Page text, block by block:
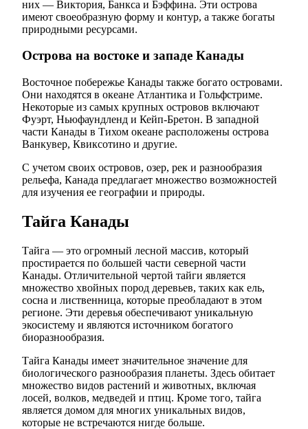
них — Виктория, Банкса и Бэффина. Эти острова
имеют своеобразную форму и контур, а также богаты
природными ресурсами.
Острова на востоке и западе Канады
Восточное побережье Канады также богато островами.
Они находятся в океане Атлантика и Гольфстриме.
Некоторые из самых крупных островов включают
Фуэрт, Ньюфаундленд и Кейп-Бретон. В западной
части Канады в Тихом океане расположены острова
Ванкувер, Квиксотино и другие.
С учетом своих островов, озер, рек и разнообразия
рельефа, Канада предлагает множество возможностей
для изучения ее географии и природы.
Тайга Канады
Тайга — это огромный лесной массив, который
простирается по большей части северной части
Канады. Отличительной чертой тайги является
множество хвойных пород деревьев, таких как ель,
сосна и лиственница, которые преобладают в этом
регионе. Эти деревья обеспечивают уникальную
экосистему и являются источником богатого
биоразнообразия.
Тайга Канады имеет значительное значение для
биологического разнообразия планеты. Здесь обитает
множество видов растений и животных, включая
лосей, волков, медведей и птиц. Кроме того, тайга
является домом для многих уникальных видов,
которые не встречаются нигде больше.